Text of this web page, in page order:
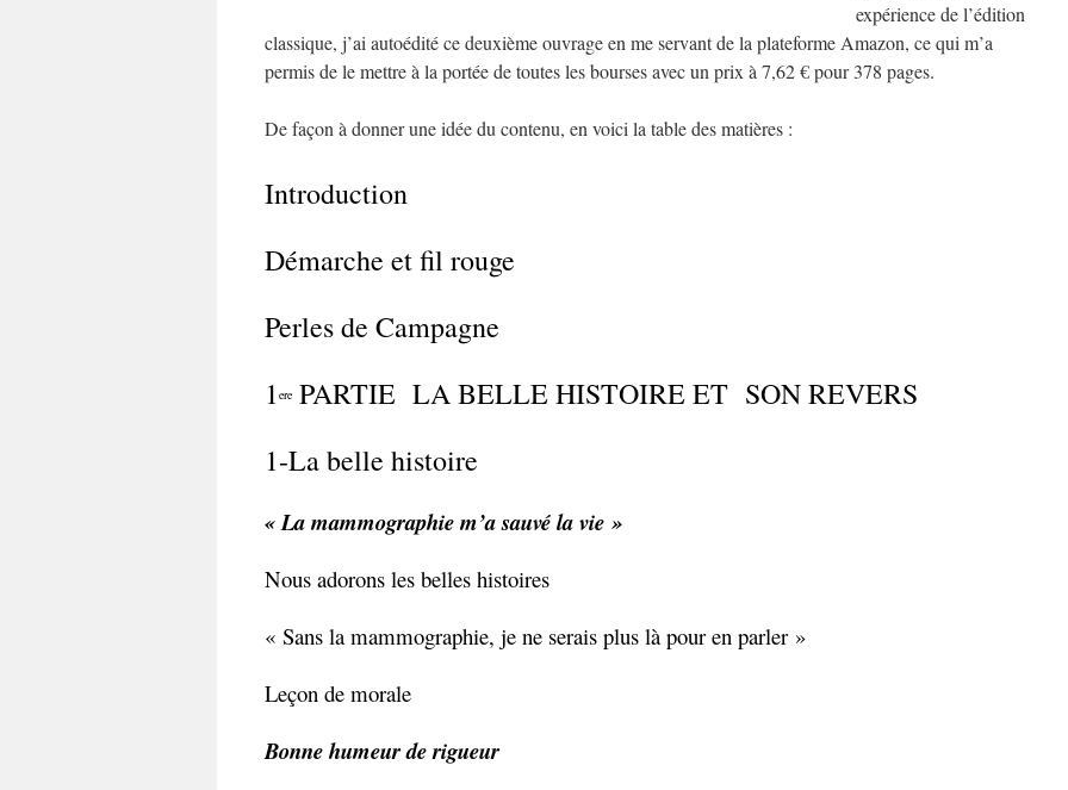
expérience de l’édition
classique, j’ai autoédité ce deuxième ouvrage en me servant de la plateforme Amazon, ce qui m’a
permis de le mettre à la portée de toutes les bourses avec un prix à 7,62 € pour 378 pages.
De façon à donner une idée du contenu, en voici la table des matières :
Introduction
Démarche et fil rouge
Perles de Campagne
1ere PARTIE LA BELLE HISTOIRE ET SON REVERS
1-La belle histoire
« La mammographie m’a sauvé la vie »
Nous adorons les belles histoires
« Sans la mammographie, je ne serais plus là pour en parler »
Leçon de morale
Bonne humeur de rigueur